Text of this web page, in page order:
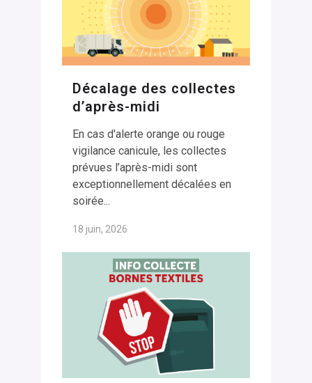
Décalage des collectes
d’après-midi
En cas d'alerte orange ou rouge
vigilance canicule, les collectes
prévues l’après-midi sont
exceptionnellement décalées en
soirée...
18 juin, 2026